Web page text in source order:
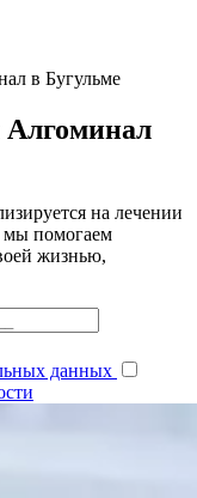
в Бугульме
Алгоминал
на лечении
мы помогаем
жизнью,
данных